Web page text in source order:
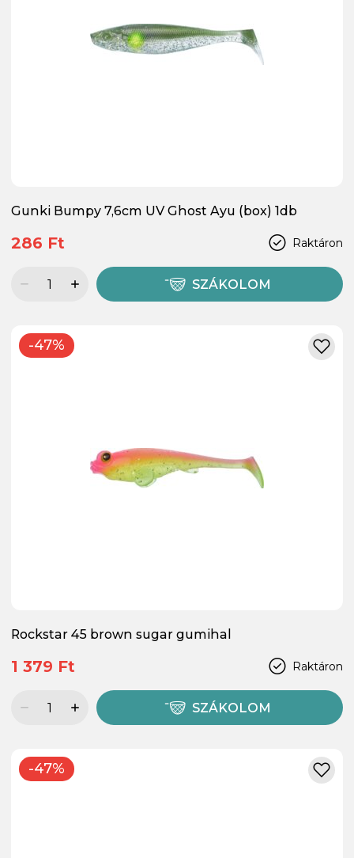
Gunki Bumpy 7,6cm UV Ghost Ayu (box) 1db
Raktáron
286 Ft
SZÁKOLOM
-47%
Rockstar 45 brown sugar gumihal
Raktáron
1 379 Ft
SZÁKOLOM
-47%